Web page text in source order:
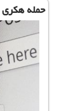
حمله